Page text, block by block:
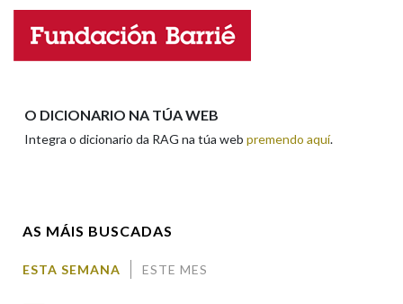
Nome
O DICIONARIO NA TÚA WEB
Integra o dicionario da RAG na túa web premendo aquí.
AS MÁIS BUSCADAS
ESTA SEMANA ESTE MES